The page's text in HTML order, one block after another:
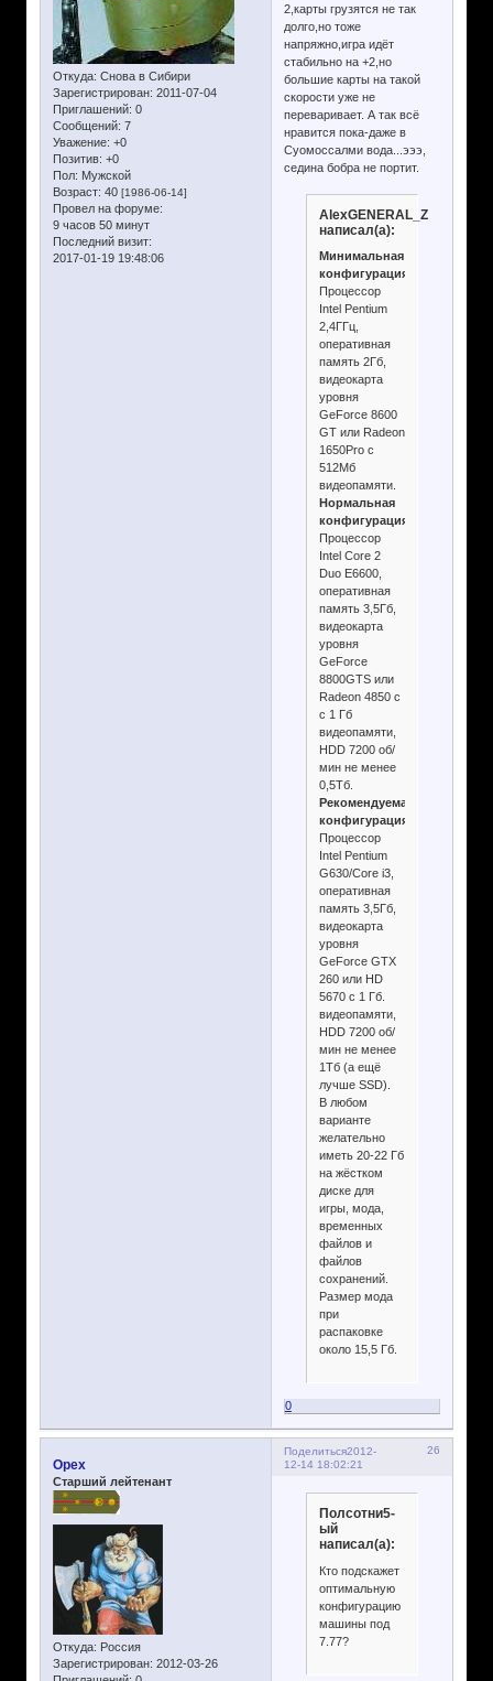
Откуда: Снова в Сибири
Зарегистрирован: 2011-07-04
Приглашений: 0
Сообщений: 7
Уважение: +0
Позитив: +0
Пол: Мужской
Возраст: 40 [1986-06-14]
Провел на форуме:
9 часов 50 минут
Последний визит:
2017-01-19 19:48:06
2,карты грузятся не так
долго,но тоже
напряжно,игра идёт
стабильно на +2,но
большие карты на такой
скорости уже не
переваривает. А так всё
нравится пока-даже в
Суомоссалми вода...эээ,
седина бобра не портит.
AlexGENERAL_Z
написал(а):
Минимальная
конфигурация:
Процессор
Intel Pentium
2,4ГГц,
оперативная
память 2Гб,
видеокарта
уровня
GeForce 8600
GT или Radeon
1650Pro с
512Мб
видеопамяти.
Нормальная
конфигурация:
Процессор
Intel Core 2
Duo E6600,
оперативная
память 3,5Гб,
видеокарта
уровня
GeForce
8800GTS или
Radeon 4850 с
с 1 Гб
видеопамяти,
HDD 7200 об/
мин не менее
0,5Тб.
Рекомендуемая
конфигурация:
Процессор
Intel Pentium
G630/Core i3,
оперативная
память 3,5Гб,
видеокарта
уровня
GeForce GTX
260 или HD
5670 с 1 Гб.
видеопамяти,
HDD 7200 об/
мин не менее
1Тб (а ещё
лучше SSD).
В любом
варианте
желательно
иметь 20-22 Гб
на жёстком
диске для
игры, мода,
временных
файлов и
файлов
сохранений.
Размер мода
при
распаковке
около 15,5 Гб.
0
Поделиться 26
2012-
12-14 18:02:21
Opex
Старший лейтенант
Откуда: Россия
Зарегистрирован: 2012-03-26
Полсотни5-
ый
написал(а):
Кто подскажет
оптимальную
конфигурацию
машины под
7.77?